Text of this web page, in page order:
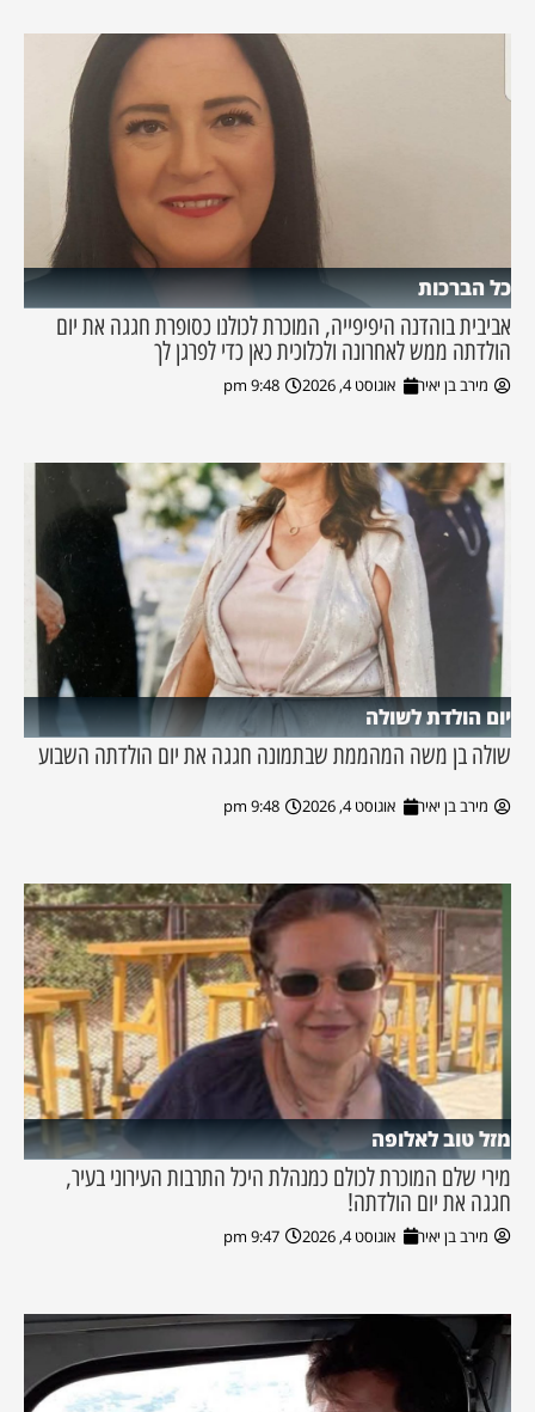
כל הברכות
אביבית בוהדנה היפיפייה, המוכרת לכולנו כסופרת חגגה את יום
הולדתה ממש לאחרונה ולכלוכית כאן כדי לפרגן לך
מירב בן יאיר אוגוסט 4, 2026 9:48 pm
יום הולדת לשולה
שולה בן משה המהממת שבתמונה חגגה את יום הולדתה השבוע
מירב בן יאיר אוגוסט 4, 2026 9:48 pm
מזל טוב לאלופה
מירי שלם המוכרת לכולם כמנהלת היכל התרבות העירוני בעיר,
חגגה את יום הולדתה!
מירב בן יאיר אוגוסט 4, 2026 9:47 pm